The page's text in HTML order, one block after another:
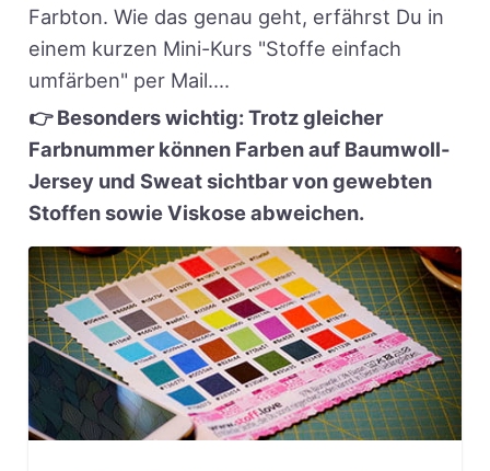
Farbton. Wie das genau geht, erfährst Du in
einem kurzen Mini-Kurs "Stoffe einfach
umfärben" per Mail....
👉 Besonders wichtig: Trotz gleicher
Farbnummer können Farben auf Baumwoll-
Jersey und Sweat sichtbar von gewebten
Stoffen sowie Viskose abweichen.